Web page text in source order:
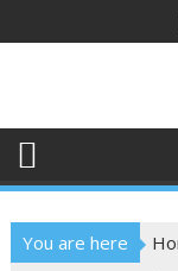
to
You are here